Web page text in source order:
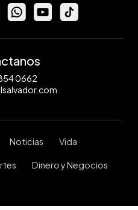
0662
Noticias Vida
Dinero y Negocios